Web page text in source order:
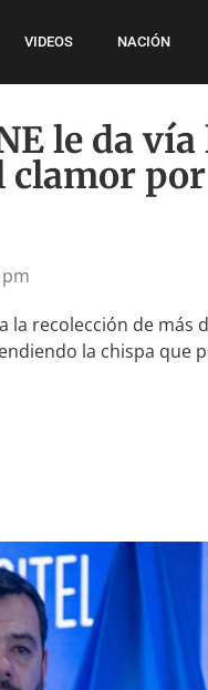
VIDEOS NACIÓN
le da
clamor
la recolección de más
la chispa que